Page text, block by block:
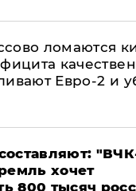
ломаются
Евро-2 и
хочет
800 тысяч